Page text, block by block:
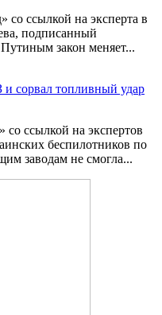
со ссылкой на эксперта в
подписанный
закон меняет...
сорвал топливный удар
ссылкой на экспертов
беспилотников по
заводам не смогла...